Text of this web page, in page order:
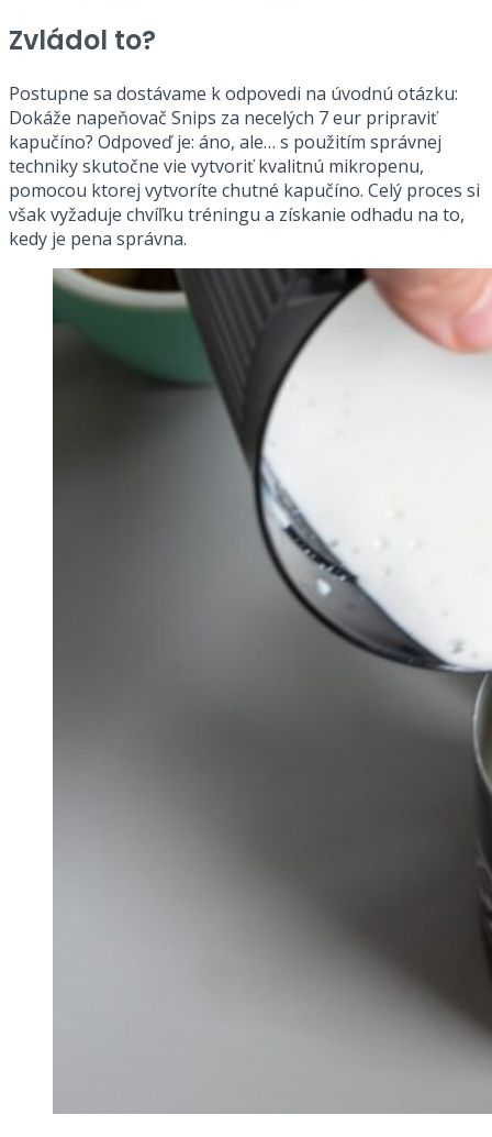
Zvládol to?
Postupne sa dostávame k odpovedi na úvodnú otázku:
Dokáže napeňovač Snips za necelých 7 eur pripraviť
kapučíno? Odpoveď je: áno, ale… s použitím správnej
techniky skutočne vie vytvoriť kvalitnú mikropenu,
pomocou ktorej vytvoríte chutné kapučíno. Celý proces si
však vyžaduje chvíľku tréningu a získanie odhadu na to,
kedy je pena správna.